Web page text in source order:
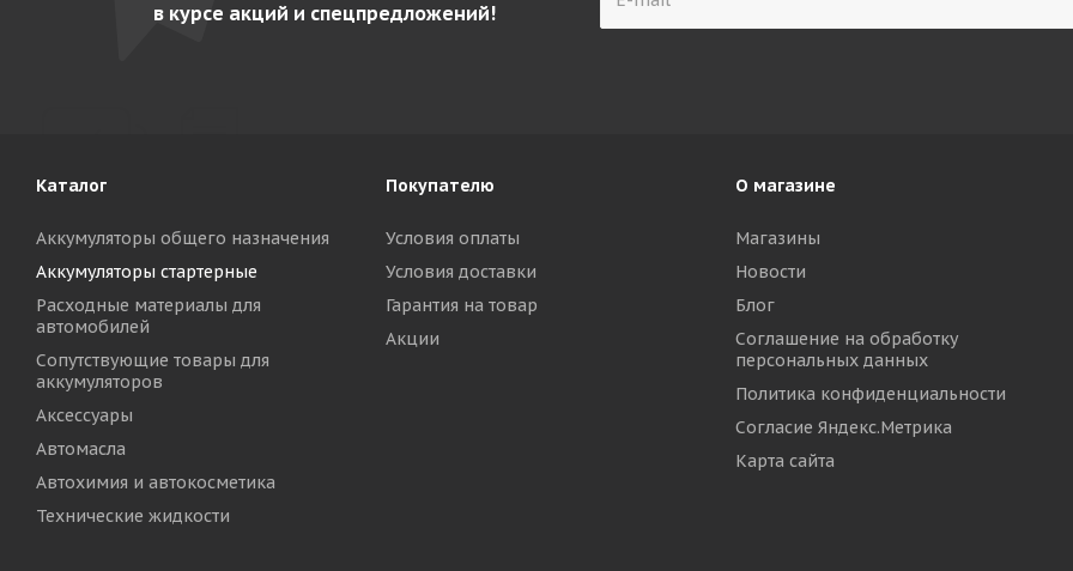
в курсе акций и спецпредложений!
Каталог
Аккумуляторы общего назначения
Аккумуляторы стартерные
Расходные материалы для
автомобилей
Сопутствующие товары для
аккумуляторов
Аксессуары
Автомасла
Автохимия и автокосметика
Технические жидкости
Покупателю
Условия оплаты
Условия доставки
Гарантия на товар
Акции
О магазине
Магазины
Новости
Блог
Соглашение на обработку
персональных данных
Политика конфиденциальности
Согласие Яндекс.Метрика
Карта сайта